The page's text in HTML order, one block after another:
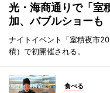
光・海商通りで「
加、バブルショーも
ナイトイベント「室積夜市
積）で初開催される。
食べる